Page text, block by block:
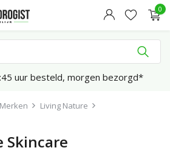
0
besteld, morgen bezorgd*
Living Nature
Skincare